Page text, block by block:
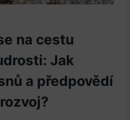
na cestu
Jak
a předpovědí